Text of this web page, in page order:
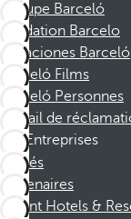
Groupe Barceló
Fondation Barcelo
Vacaciones Barceló
Barceló Films
Barceló Personnes
Portail de
Entreprises
Affiliés
Partenaires
Dorint Hotels &